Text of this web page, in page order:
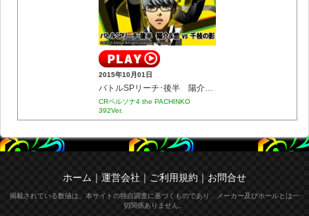
2015年10月01日
バトルSPリーチ･後半 陽介&悠 vs 千枝の影
CRペルソナ4 the PACHINKO
392Ver.
ホーム ｜ 運営会社 ｜ ご利用規約 ｜ お問合せ
掲載されている数値は、本サイトの独自調査に基づくものであり、メーカー及びホールとは一
切関係ありません。